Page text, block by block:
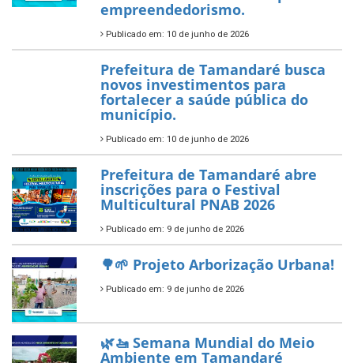
7 de novembro de 2025
Política Nacional Aldir Blanc
— Tamandaré tem Plano de
Aplicação de Recursos (PAR)
habilitado
7 de novembro de 2025
ÚLTIMAS NOTÍCIAS
Tamandaré conquista Selo
Diamante do Sebrae pelo
segundo ano consecutivo e
reafirma excelência no apoio ao
empreendedorismo.
Publicado em: 10 de junho de 2026
novos investimentos para